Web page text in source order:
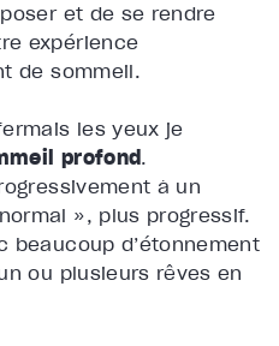
et de se rendre
expérience
de sommeil.
les yeux je
profond.
à un
», plus progressif.
beaucoup d’étonnement
ou plusieurs rêves en